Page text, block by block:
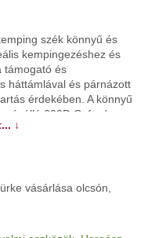
szék könnyű és
kempingezéshez és
támogató és
háttámlával és párnázott
érdekében. A könnyű
600D Oxford
tevékenységek
nincs szükség külön
↓
vásárlása olcsón,